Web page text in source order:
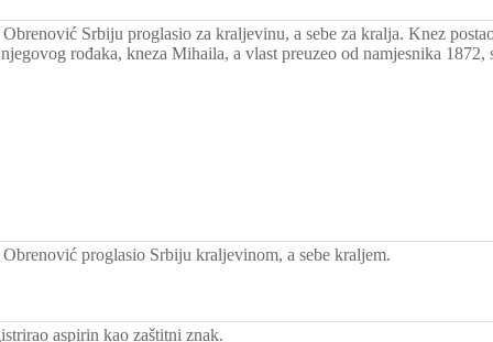
Srbiju proglasio za kraljevinu, a sebe za kralja. Knez
rođaka, kneza Mihaila, a vlast preuzeo od namjesnika 1872,
proglasio Srbiju kraljevinom, a sebe kraljem.
aspirin kao zaštitni znak.